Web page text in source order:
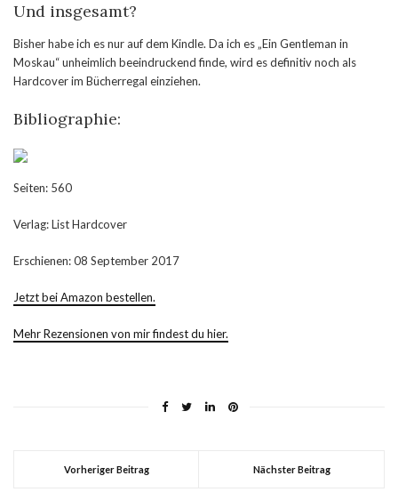
Und insgesamt?
Bisher habe ich es nur auf dem Kindle. Da ich es „Ein Gentleman in
Moskau“ unheimlich beeindruckend finde, wird es definitiv noch als
Hardcover im Bücherregal einziehen.
Bibliographie:
Seiten: 560
Verlag: List Hardcover
Erschienen: 08 September 2017
Jetzt bei Amazon bestellen.
Mehr Rezensionen von mir findest du hier.
Vorheriger Beitrag Nächster Beitrag